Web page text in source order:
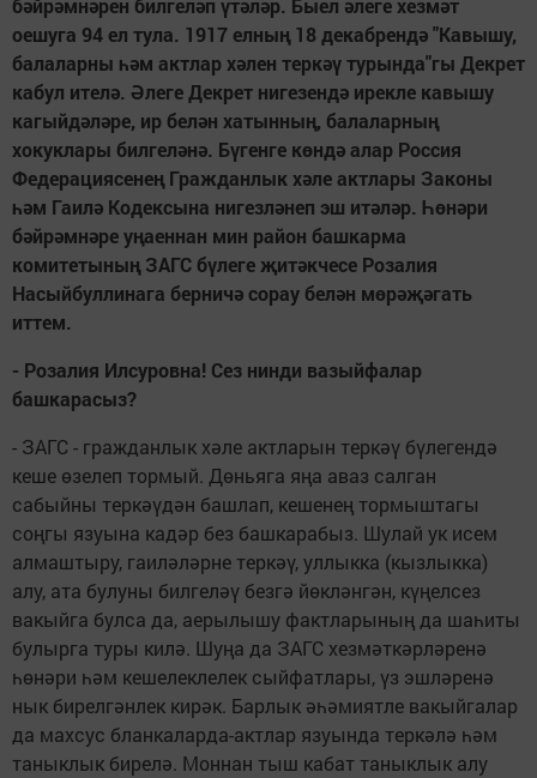
бәйрәмнәрен билгеләп үтәләр. Быел әлеге хезмәт
оешуга 94 ел тула. 1917 елның 18 декабрендә "Кавышу,
балаларны һәм актлар хәлен теркәү турында"гы Декрет
кабул ителә. Әлеге Декрет нигезендә ирекле кавышу
кагыйдәләре, ир белән хатынның, балаларның
хокуклары билгеләнә. Бүгенге көндә алар Россия
Федерациясенең Гражданлык хәле актлары Законы
һәм Гаилә Кодексына нигезләнеп эш итәләр. Һөнәри
бәйрәмнәре уңаеннан мин район башкарма
комитетының ЗАГС бүлеге җитәкчесе Розалия
Насыйбуллинага берничә сорау белән мөрәҗәгать
иттем.
- Розалия Илсуровна! Сез нинди вазыйфалар
башкарасыз?
- ЗАГС - гражданлык хәле актларын теркәү бүлегендә
кеше өзелеп тормый. Дөньяга яңа аваз салган
сабыйны теркәүдән башлап, кешенең тормыштагы
соңгы язуына кадәр без башкарабыз. Шулай ук исем
алмаштыру, гаиләләрне теркәү, уллыкка (кызлыкка)
алу, ата булуны билгеләү безгә йөкләнгән, күңелсез
вакыйга булса да, аерылышу фактларының да шаһиты
булырга туры килә. Шуңа да ЗАГС хезмәткәрләренә
һөнәри һәм кешелеклелек сыйфатлары, үз эшләренә
нык бирелгәнлек кирәк. Барлык әһәмиятле вакыйгалар
да махсус бланкаларда-актлар язуында теркәлә һәм
таныклык бирелә. Моннан тыш кабат таныклык алу